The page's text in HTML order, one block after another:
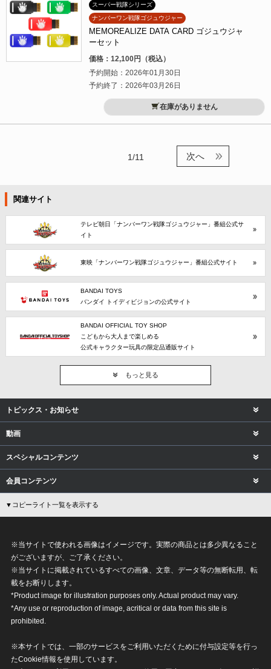
スーパー戦隊シリーズ
ナンバーワン戦隊ゴジュウジャー
MEMOREALIZE DATA CARD ゴジュウジャ
ーセット
価格：12,100円（税込）
予約開始：2026年01月30日
予約終了：2026年03月26日
在庫がありません
1/11 次へ
関連サイト
テレビ朝日「ナンバーワン戦隊ゴジュウジャー」番組公式サ
イト
東映「ナンバーワン戦隊ゴジュウジャー」番組公式サイト
BANDAI TOYS
バンダイ トイディビジョンの公式サイト
BANDAI OFFICIAL TOY SHOP
こどもから大人まで楽しめる
公式キャラクター玩具の限定品通販サイト
もっと見る
トピックス・お知らせ
動画
スペシャルコンテンツ
会員コンテンツ
▼コピーライト一覧を表示する
※当サイトで使われる画像はイメージです。実際の商品とは多少異なること
がございますが、ご了承ください。
※当サイトに掲載されているすべての画像、文章、データ等の無断転用、転
載をお断りします。
*Product image for illustration purposes only. Actual product may vary.
*Any use or reproduction of image, acritical or data from this site is
prohibited.
※本サイトでは、一部のサービスをご利用いただくために付与設定等を行っ
たCookie情報を使用しています。